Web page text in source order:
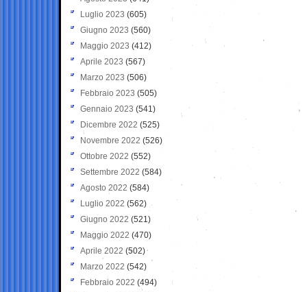
Luglio 2023 (605)
Giugno 2023 (560)
Maggio 2023 (412)
Aprile 2023 (567)
Marzo 2023 (506)
Febbraio 2023 (505)
Gennaio 2023 (541)
Dicembre 2022 (525)
Novembre 2022 (526)
Ottobre 2022 (552)
Settembre 2022 (584)
Agosto 2022 (584)
Luglio 2022 (562)
Giugno 2022 (521)
Maggio 2022 (470)
Aprile 2022 (502)
Marzo 2022 (542)
Febbraio 2022 (494)